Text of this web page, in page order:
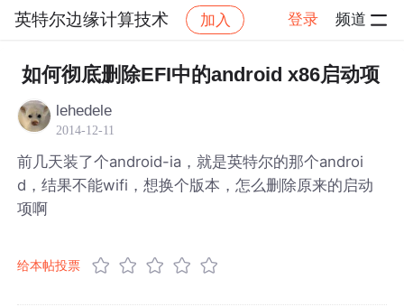
英特尔边缘计算技术 加入 登录 频道
社区 英特尔边缘计算技术 帖子详情
如何彻底删除EFI中的android x86启动项
lehedele
2014-12-11
前几天装了个android-ia，就是英特尔的那个androi
d，结果不能wifi，想换个版本，怎么删除原来的启动
项啊
给本帖投票